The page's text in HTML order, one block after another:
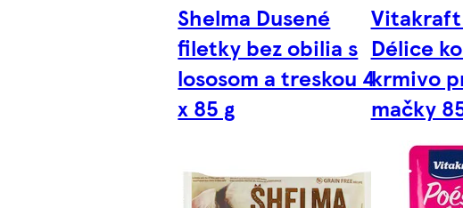
Shelma Dusené
filetky bez obilia s
lososom a treskou 4
x 85 g
Vitakraft
Délice
krmivo
mačky